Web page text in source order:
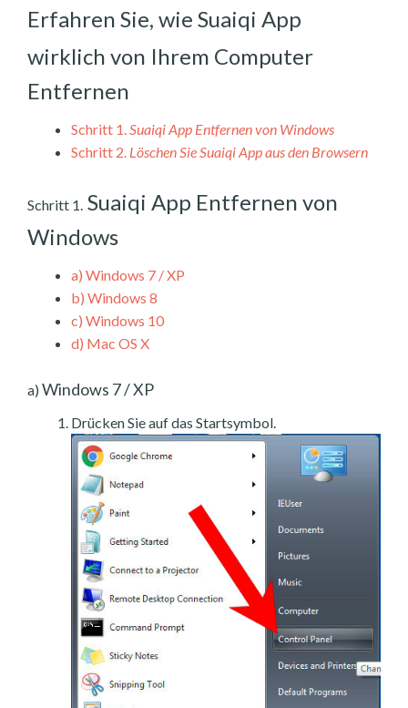
Erfahren Sie, wie Suaiqi App
wirklich von Ihrem Computer
Entfernen
Schritt 1.Suaiqi App Entfernen von Windows
Schritt 2. Löschen Sie Suaiqi App aus den Browsern
Schritt 1. Suaiqi App Entfernen von
Windows
a) Windows 7 / XP
b) Windows 8
c) Windows 10
d) Mac OS X
a) Windows 7 / XP
Drücken Sie auf das Startsymbol.